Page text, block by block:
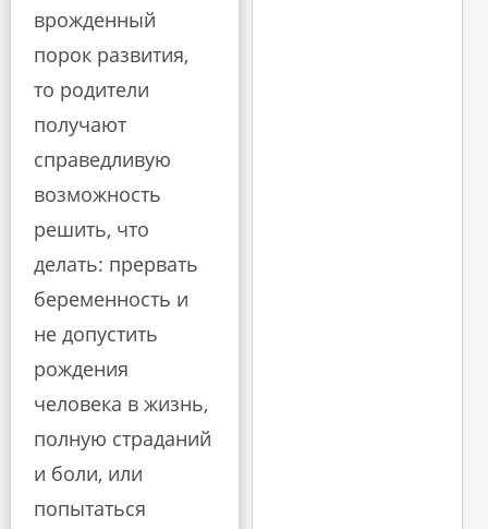
врожденный
порок развития,
то родители
получают
справедливую
возможность
решить, что
делать: прервать
беременность и
не допустить
рождения
человека в жизнь,
полную страданий
и боли, или
попытаться